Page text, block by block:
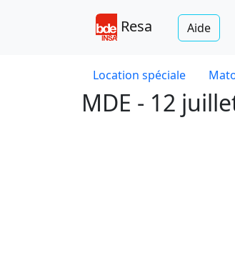
Resa Aide
Location spéciale
MDE - 12